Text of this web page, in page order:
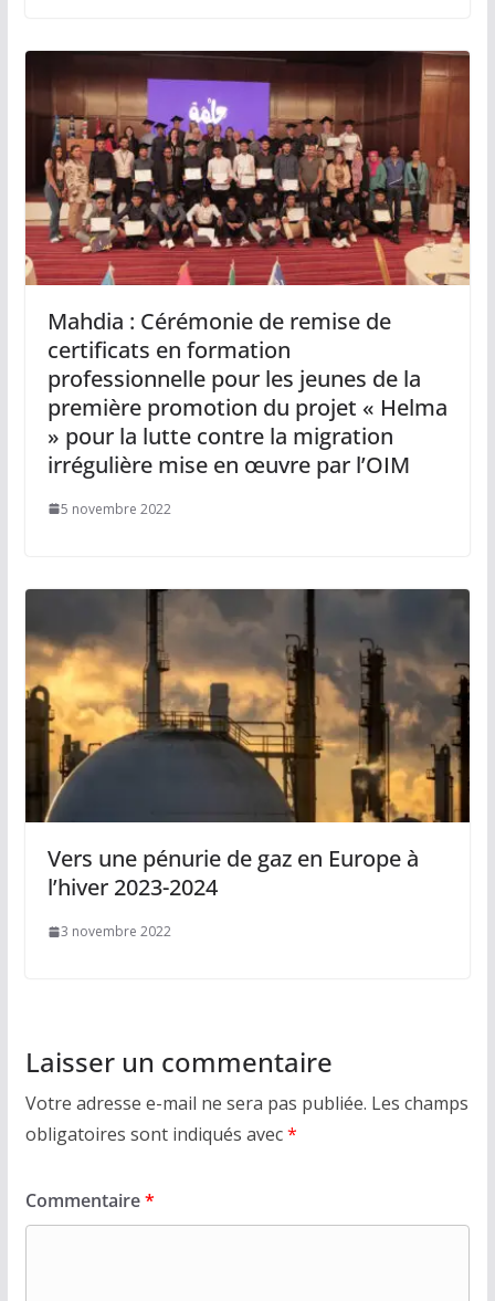
Mahdia : Cérémonie de remise de
certificats en formation
professionnelle pour les jeunes de la
première promotion du projet « Helma
» pour la lutte contre la migration
irrégulière mise en œuvre par l’OIM
5 novembre 2022
Vers une pénurie de gaz en Europe à
l’hiver 2023-2024
3 novembre 2022
Laisser un commentaire
Votre adresse e-mail ne sera pas publiée. Les champs
obligatoires sont indiqués avec*
Commentaire*